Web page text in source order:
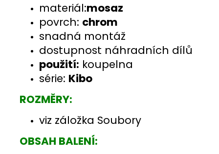
materiál:mosaz
povrch: chrom
snadná montáž
dostupnost náhradních dílů
použití: koupelna
série: Kibo
ROZMĚRY:
viz záložka Soubory
OBSAH BALENÍ: